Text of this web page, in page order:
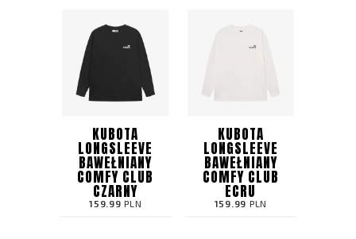
KUBOTA
LONGSLEEVE
BAWEŁNIANY
COMFY CLUB
CZARNY
159.99 PLN
KUBOTA
LONGSLEEVE
BAWEŁNIANY
COMFY CLUB
ECRU
159.99 PLN